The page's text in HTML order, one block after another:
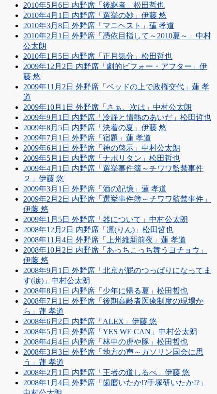
2010年5月6日 内野席「後継者」松田哲也
2010年4月1日 内野席「選挙の妙」伊藤 悠
2010年3月8日 外野席「マニヘスト」蓮 孝道
2010年2月1日 外野席「憑依目指して～2010夏～」中村
公太朗
2010年1月5日 内野席「正月気分」松田哲也
2009年12月2日 内野席「劇的ビフォー・アフター」伊
藤 悠
2009年11月2日 外野席「ベッドの上で政権交代」蓮 孝
道
2009年10月1日 外野席「さぁ、次は」中村公太朗
2009年9月1日 内野席「冷静と情熱のあいだ」松田哲也
2009年8月5日 内野席「決着の夏」伊藤 悠
2009年7月1日 外野席「宿題」蓮 孝道
2009年6月1日 外野席「神の啓示」中村公太朗
2009年5月1日 内野席「ナポリタン」松田哲也
2009年4月1日 内野席「選挙事件簿～チワワ監禁事件
２」伊藤 悠
2009年3月1日 外野席「酒の記憶」蓮 孝道
2009年2月2日 内野席「選挙事件簿～チワワ監禁事件」
伊藤 悠
2009年1月5日 外野席「器について」中村公太朗
2008年12月2日 内野席「凛(りん)」松田哲也
2008年11月4日 外野席「上州維新前夜」蓮 孝道
2008年10月2日 内野席「あっちこっち舞うヨチョウ」
伊藤 悠
2008年9月1日 外野席「北京が屁のつっぱりになってま
す(涙)」中村公太朗
2008年8月1日 内野席「少年に帰る夏」松田哲也
2008年7月1日 外野席「後期高齢者医療制度の現場か
ら」蓮 孝道
2008年6月2日 内野席「ALEX」伊藤 悠
2008年5月1日 外野席「YES WE CAN」中村公太朗
2008年4月4日 内野席「林中の虎や豚」松田哲也
2008年3月3日 外野席「地方の声～ガソリン国会に思
う」蓮 孝道
2008年2月1日 内野席「王者の道しるべ」伊藤 悠
2008年1月4日 外野席「歯磨いたか!?手塚研いたか!?」